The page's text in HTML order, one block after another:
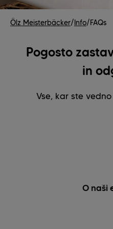
Ölz Meisterbäcker/ Info/FAQs
Pogosto
in
Vse, kar ste
O naši